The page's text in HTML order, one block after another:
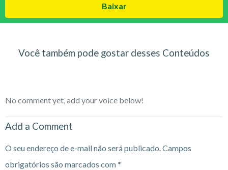
Baixar
Você também pode gostar desses Conteúdos
No comment yet, add your voice below!
Add a Comment
O seu endereço de e-mail não será publicado.Campos
obrigatórios são marcados com*